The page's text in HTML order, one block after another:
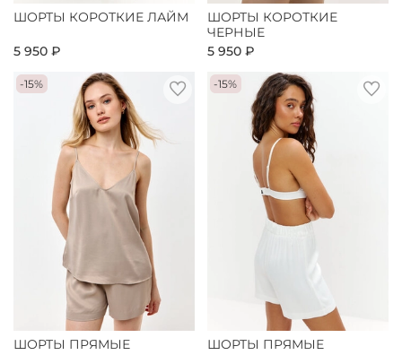
ШОРТЫ КОРОТКИЕ ЛАЙМ
5 950 ₽
ШОРТЫ КОРОТКИЕ
ЧЕРНЫЕ
5 950 ₽
-15%
ШОРТЫ ПРЯМЫЕ
-15%
ШОРТЫ ПРЯМЫЕ